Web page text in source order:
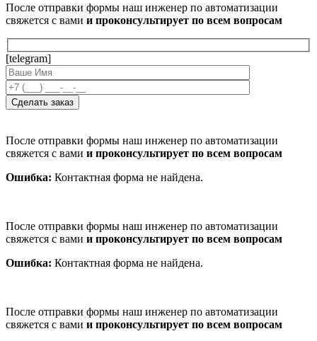
После отправки формы наш инженер по автоматизации
свяжется с вами и проконсультирует по всем вопросам
[telegram]
После отправки формы наш инженер по автоматизации
свяжется с вами и проконсультирует по всем вопросам
Ошибка: Контактная форма не найдена.
После отправки формы наш инженер по автоматизации
свяжется с вами и проконсультирует по всем вопросам
Ошибка: Контактная форма не найдена.
После отправки формы наш инженер по автоматизации
свяжется с вами и проконсультирует по всем вопросам